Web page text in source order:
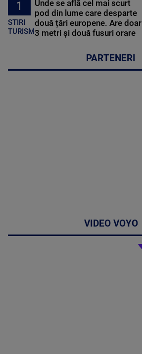
1
STIRI
TURISM
Unde se află cel mai scurt
pod din lume care desparte
două țări europene. Are doar
3 metri și două fusuri orare
PARTENERI
VIDEO VOYO